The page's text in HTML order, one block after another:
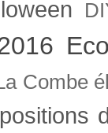
Combe